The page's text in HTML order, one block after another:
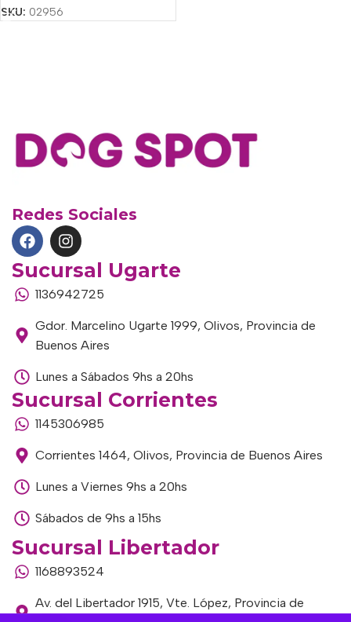
SKU: 02956
Redes Sociales
Sucursal Ugarte
1136942725
Gdor. Marcelino Ugarte 1999, Olivos, Provincia de
Buenos Aires
Lunes a Sábados 9hs a 20hs
Sucursal Corrientes
1145306985
Corrientes 1464, Olivos, Provincia de Buenos Aires
Lunes a Viernes 9hs a 20hs
Sábados de 9hs a 15hs
Sucursal Libertador
1168893524
Av. del Libertador 1915, Vte. López, Provincia de